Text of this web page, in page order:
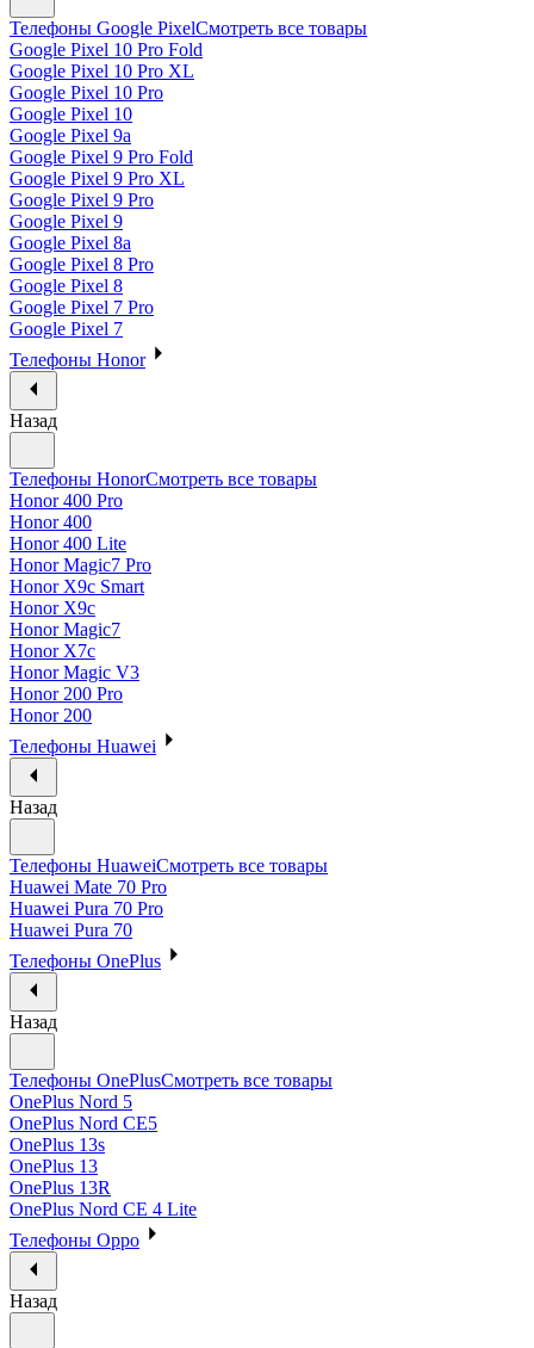
Телефоны Google PixelСмотреть все товары
Google Pixel 10 Pro Fold
Google Pixel 10 Pro XL
Google Pixel 10 Pro
Google Pixel 10
Google Pixel 9a
Google Pixel 9 Pro Fold
Google Pixel 9 Pro XL
Google Pixel 9 Pro
Google Pixel 9
Google Pixel 8a
Google Pixel 8 Pro
Google Pixel 8
Google Pixel 7 Pro
Google Pixel 7
Телефоны Honor
Назад
Телефоны HonorСмотреть все товары
Honor 400 Pro
Honor 400
Honor 400 Lite
Honor Magic7 Pro
Honor X9c Smart
Honor X9c
Honor Magic7
Honor X7c
Honor Magic V3
Honor 200 Pro
Honor 200
Телефоны Huawei
Назад
Телефоны HuaweiСмотреть все товары
Huawei Mate 70 Pro
Huawei Pura 70 Pro
Huawei Pura 70
Телефоны OnePlus
Назад
Телефоны OnePlusСмотреть все товары
OnePlus Nord 5
OnePlus Nord CE5
OnePlus 13s
OnePlus 13
OnePlus 13R
OnePlus Nord CE 4 Lite
Телефоны Oppo
Назад